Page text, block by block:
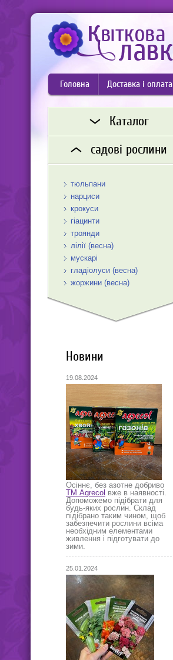
Головна Доставка і оплата
Каталог
садові рослини
тюльпани
нарциси
крокуси
гіацинти
троянди
лілії (весна)
мускарі
гладіолуси (весна)
жоржини (весна)
Новини
19.08.2024
Осіннє, без азотне добриво
ТМ Agrecol вже в наявності.
Допоможемо підібрати для
будь-яких рослин. Склад
підібрано таким чином, щоб
забезпечити рослини всіма
необхідним елементами
живлення і підготувати до
зими.
25.01.2024